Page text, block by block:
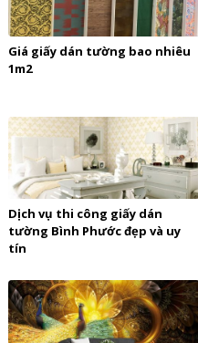
Giá giấy dán tường bao nhiêu
1m2
Dịch vụ thi công giấy dán
tường Bình Phước đẹp và uy
tín